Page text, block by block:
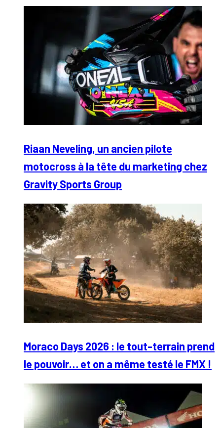
Riaan Neveling, un ancien pilote
motocross à la tête du marketing chez
Gravity Sports Group
Moraco Days 2026 : le tout-terrain prend
le pouvoir… et on a même testé le FMX !